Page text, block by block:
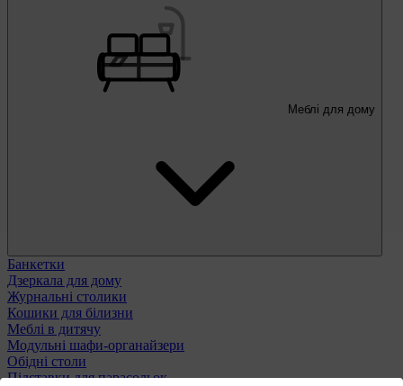
Меблі для дому
Банкетки
Дзеркала для дому
Журнальні столики
Кошики для білизни
Меблі в дитячу
Модульні шафи-органайзери
Обідні столи
Підставки для парасольок